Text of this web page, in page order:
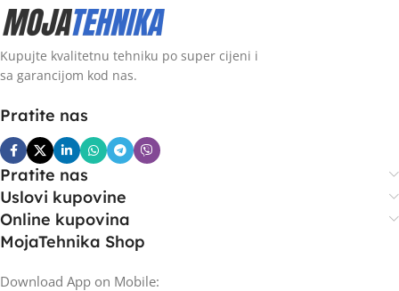
Kupujte kvalitetnu tehniku po super cijeni i
sa garancijom kod nas.
Pratite nas
Pratite nas
Uslovi kupovine
Online kupovina
MojaTehnika Shop
Download App on Mobile: